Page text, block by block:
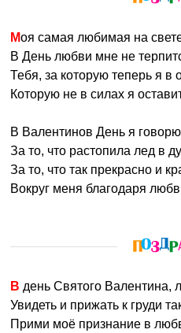
Моя самая любимая на
В День любви мне не
Тебя, за которую теперь я в
Которую не в силах я
В Валентинов День я
За то, что растопила лед в
За то, что так прекрасно и
Вокруг меня благодаря
В день Святого
Увидеть и прижать к груди
Прими моё признание в